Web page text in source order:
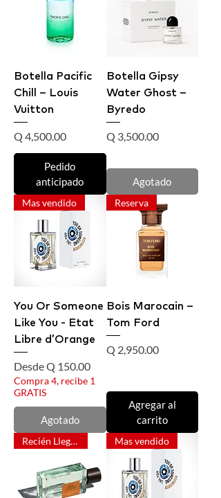
Botella Pacific
Chill – Louis
Vuitton
Precio
Q 4,500.00
Pedido
anticipado
Botella Gipsy
Water Ghost –
Byredo
Precio
Q 3,500.00
Agotado
Mas vendido
You Or Someone
Like You - Etat
Libre d’Orange
DesdeQ 150.00
Precio de oferta
Compra 4, recibe 1
GRATIS
Agotado
Reserva
Bois Marocain –
Tom Ford
Precio
Q 2,950.00
Agregar al
carrito
Recién Llegado Mas vendido